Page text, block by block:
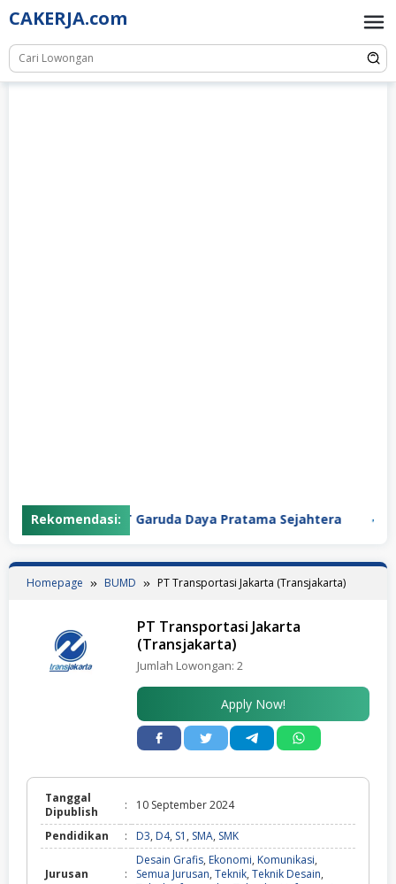
Skip
to
content
CAKERJA.com
Rekomendasi:PT Garuda Daya Pratama Sejahtera PT
Homepage BUMD PT Transportasi Jakarta (Transjakarta)
PT Transportasi Jakarta
(Transjakarta)
Jumlah Lowongan: 2
Apply Now!
Tanggal
Dipublish
: 10 September 2024
Pendidikan : D3, D4, S1 , SMA, SMK
Jurusan :
Desain Grafis, Ekonomi, Komunikasi,
Semua Jurusan, Teknik, Teknik Desain,